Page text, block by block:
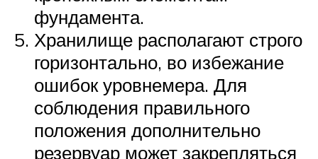
фундамента.
Хранилище располагают строго
горизонтально, во избежание
ошибок уровнемера. Для
соблюдения правильного
положения дополнительно
резервуар может закрепляться